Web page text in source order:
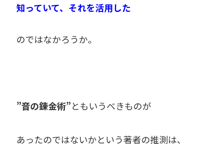
知っていて、それを活用した
のではなかろうか。
”音の錬金術”ともいうべきものが
あったのではないかという著者の推測は、